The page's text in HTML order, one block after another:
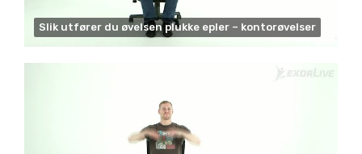
Slik utfører du øvelsen plukke epler – kontorøvelser